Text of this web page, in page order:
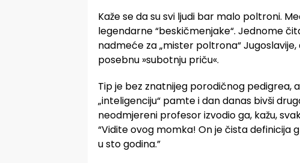
Kaže se da su svi ljudi bar malo poltroni.
legendarne “beskičmenjake“. Jednome
nadmeće za „mister poltrona“
posebnu »subotnju priču«.
Tip je bez znatnijeg porodičnog pedigrea,
„inteligenciju“ pamte i dan danas bivši
neodmjereni profesor izvodio ga, kažu,
“Vidite ovog momka! On je čista definicija
u sto godina.”